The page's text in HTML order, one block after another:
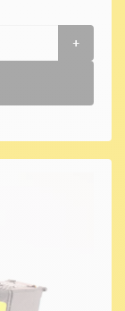
+